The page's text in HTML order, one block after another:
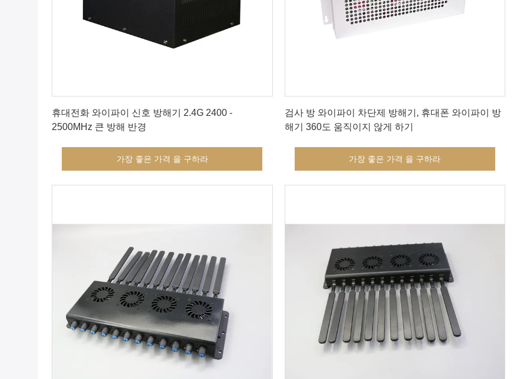
휴대전화 와이파이 신호 방해기 2.4G 2400 -
2500MHz 큰 방해 반경
가장 좋은 가격 을 구하라
검사 방 와이파이 차단제 방해기, 휴대폰 와이파이 방
해기 360도 움직이지 않게 하기
가장 좋은 가격 을 구하라